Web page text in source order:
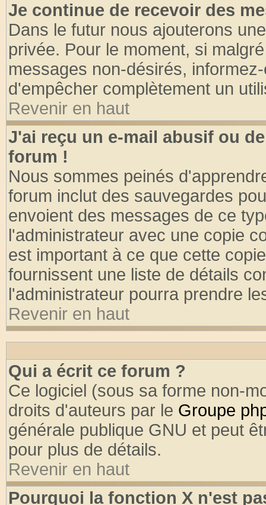
Je continue de recevoir des
Dans le futur nous ajouterons
privée. Pour le moment, si
messages non-désirés,
d'empêcher complètement un
Revenir en haut
J'ai reçu un e-mail abusif ou
forum !
Nous sommes peinés
forum inclut des sauvegardes
envoient des messages de ce
l'administrateur avec une copie
est important à ce que cette
fournissent une liste de détails
l'administrateur pourra prendre
Revenir en haut
Qui a écrit ce forum ?
Ce logiciel (sous sa forme non-
droits d'auteurs par le Groupe
générale publique GNU et peut
pour plus de détails.
Revenir en haut
Pourquoi la fonction X n'est